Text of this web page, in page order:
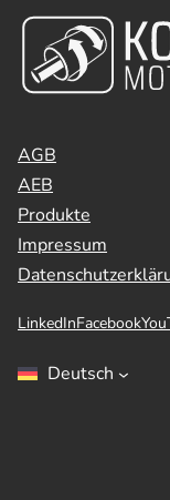
AGB
AEB
Produkte
Impressum
LinkedInFacebook
Deutsch